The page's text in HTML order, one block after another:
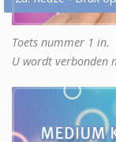
Toets nummer 1 in.
U wordt verbonden